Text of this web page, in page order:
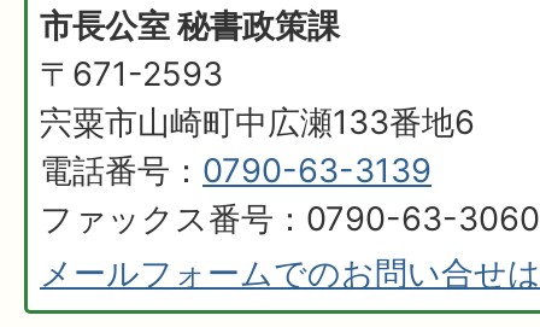
市長公室 秘書政策課
〒671-2593
宍粟市山崎町中広瀬133番地6
電話番号： 0790-63-3139
ファックス番号：0790-63-3060
メールフォームでのお問い合せ